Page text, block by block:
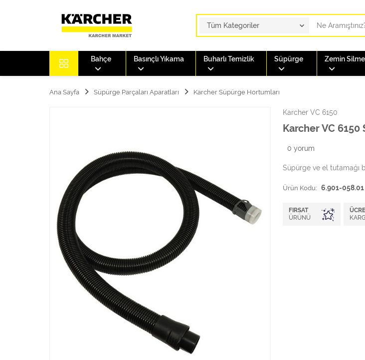
Bahçe Basınçlı Yıkama Buharlı Temizlik Süpürge Zemin Silme
Ana Sayfa Süpürge Parçaları Aparatları Karcher Süpürge Hortumları
Karcher VC 6150
Karcher VC
0 yorum
Süpürge ve el tutamağı
Ürün Kodu: 6.901-058.01
FIRSAT
ÜRÜNÜ